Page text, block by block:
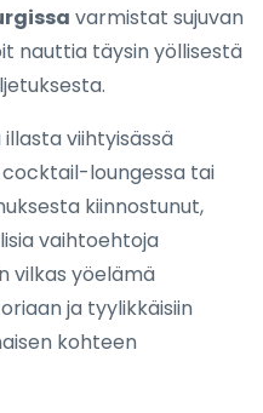
varmistat sujuvan
nauttia täysin yöllisestä
viihtyisässä
loungessa tai
kiinnostunut,
vaihtoehtoja
vilkas yöelämä
ja tyylikkäisiin
kohteen